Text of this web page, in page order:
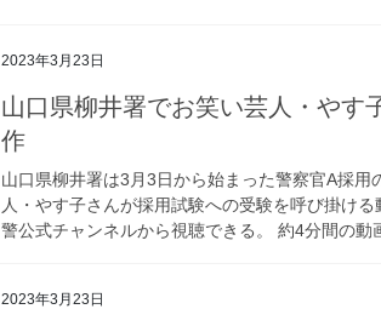
2023年3月23日
山口県柳井署でお笑い芸人・やす子さんの警察官募集動画を制
作
山口県柳井署は3月3日から始まった警察官A採
人・やす子さんが採用試験への受験を呼び掛け
警公式チャンネルから視聴できる。 約4分間の
2023年3月23日